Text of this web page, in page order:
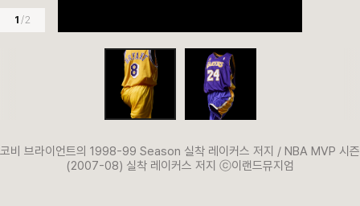
1 / 2
코비 브라이언트의 1998-99 Season 실착 레이커스 저지 / NBA MVP 시즌
(2007-08) 실착 레이커스 저지 ⓒ이랜드뮤지엄